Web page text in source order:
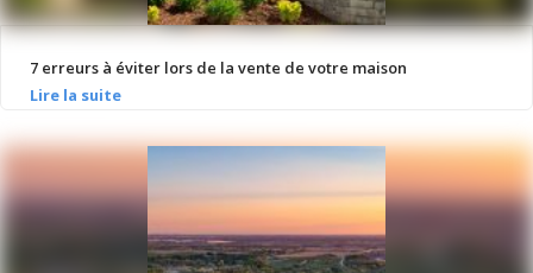
7 erreurs à éviter lors de la vente de votre maison